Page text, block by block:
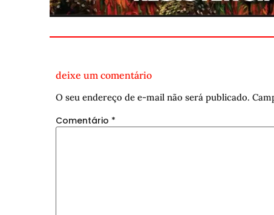
deixe um comentário
O seu endereço de e-mail não será publicado.
Comentário *